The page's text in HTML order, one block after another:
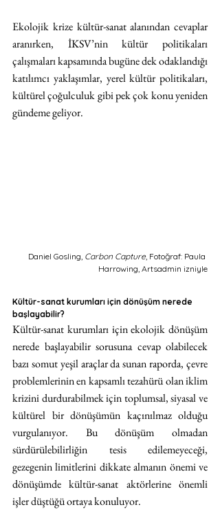
Ekolojik krize kültür-sanat alanından cevaplar
aranırken, İKSV’nin kültür politikaları
çalışmaları kapsamında bugüne dek odaklandığı
katılımcı yaklaşımlar, yerel kültür politikaları,
kültürel çoğulculuk gibi pek çok konu yeniden
gündeme geliyor.
Daniel Gosling, Carbon Capture, Fotoğraf: Paula
Harrowing, Artsadmin izniyle
Kültür-sanat kurumları için dönüşüm nerede
başlayabilir?
Kültür-sanat kurumları için ekolojik dönüşüm
nerede başlayabilir sorusuna cevap olabilecek
bazı somut yeşil araçlar da sunan raporda, çevre
problemlerinin en kapsamlı tezahürü olan iklim
krizini durdurabilmek için toplumsal, siyasal ve
kültürel bir dönüşümün kaçınılmaz olduğu
vurgulanıyor. Bu dönüşüm olmadan
sürdürülebilirliğin tesis edilemeyeceği,
gezegenin limitlerini dikkate almanın önemi ve
dönüşümde kültür-sanat aktörlerine önemli
işler düştüğü ortaya konuluyor.